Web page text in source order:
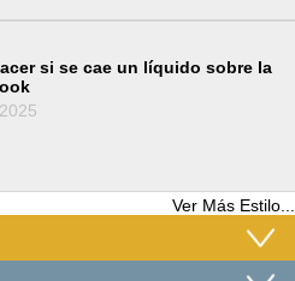
si se cae un líquido sobre la
Ver Más Estilo...